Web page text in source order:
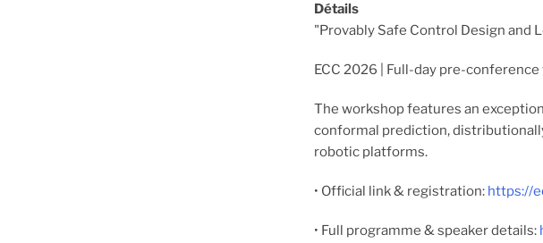
Détails
"Provably Safe Control Design and
ECC 2026 | Full-day pre-
The workshop features an
conformal prediction,
robotic platforms.
• Official link & registration: https://
• Full programme & speaker details: